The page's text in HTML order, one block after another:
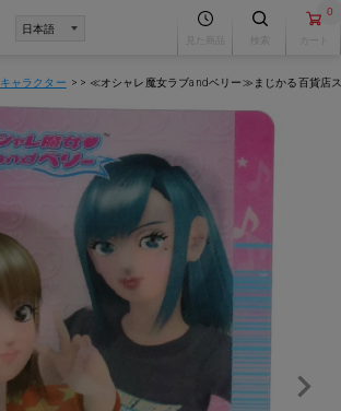
0
キャラクター ≪オシャレ魔女ラブandベリー≫まじかる百貨店